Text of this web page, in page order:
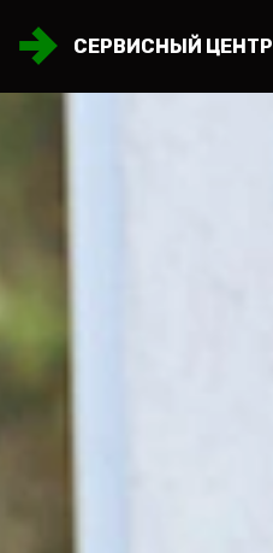
СЕРВИСНЫЙ ЦЕНТР